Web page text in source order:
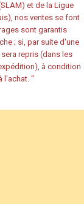
et de la Ligue
nos ventes se font
sont garantis
; si, par suite d'une
repris (dans les
à condition
l'achat. "